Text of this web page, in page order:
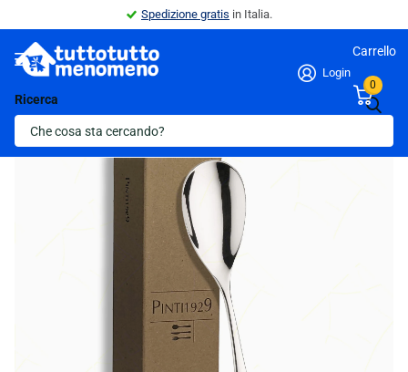
Spedizione gratis in Italia.
Ricerca
Login
Carrello
0
Indietro